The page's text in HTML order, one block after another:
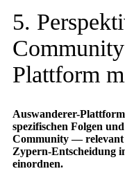
5.
Plattform
Auswanderer-
spezifischen Folgen
Community —
Zypern-Entscheidung
einordnen.